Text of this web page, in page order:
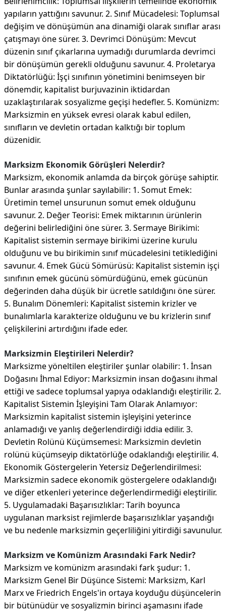
yapıların yattığını savunur. 2. Sınıf Mücadelesi: Toplumsal
değişim ve dönüşümün ana dinamiği olarak sınıflar arası
çatışmayı öne sürer. 3. Devrimci Dönüşüm: Mevcut
düzenin sınıf çıkarlarına uymadığı durumlarda devrimci
bir dönüşümün gerekli olduğunu savunur. 4. Proletarya
Diktatörlüğü: İşçi sınıfının yönetimini benimseyen bir
dönemdir, kapitalist burjuvazinin iktidardan
uzaklaştırılarak sosyalizme geçişi hedefler. 5. Komünizm:
Marksizmin en yüksek evresi olarak kabul edilen,
sınıfların ve devletin ortadan kalktığı bir toplum
düzenidir.
Marksizm Ekonomik Görüşleri Nelerdir?
Marksizm, ekonomik anlamda da birçok görüşe sahiptir.
Bunlar arasında şunlar sayılabilir: 1. Somut Emek:
Üretimin temel unsurunun somut emek olduğunu
savunur. 2. Değer Teorisi: Emek miktarının ürünlerin
değerini belirlediğini öne sürer. 3. Sermaye Birikimi:
Kapitalist sistemin sermaye birikimi üzerine kurulu
olduğunu ve bu birikimin sınıf mücadelesini tetiklediğini
savunur. 4. Emek Gücü Sömürüsü: Kapitalist sistemin işçi
sınıfının emek gücünü sömürdüğünü, emek gücünün
değerinden daha düşük bir ücretle satıldığını öne sürer.
5. Bunalım Dönemleri: Kapitalist sistemin krizler ve
bunalımlarla karakterize olduğunu ve bu krizlerin sınıf
çelişkilerini artırdığını ifade eder.
Marksizmin Eleştirileri Nelerdir?
Marksizme yöneltilen eleştiriler şunlar olabilir: 1. İnsan
Doğasını İhmal Ediyor: Marksizmin insan doğasını ihmal
ettiği ve sadece toplumsal yapıya odaklandığı eleştirilir. 2.
Kapitalist Sistemin İşleyişini Tam Olarak Anlamıyor:
Marksizmin kapitalist sistemin işleyişini yeterince
anlamadığı ve yanlış değerlendirdiği iddia edilir. 3.
Devletin Rolünü Küçümsemesi: Marksizmin devletin
rolünü küçümseyip diktatörlüğe odaklandığı eleştirilir. 4.
Ekonomik Göstergelerin Yetersiz Değerlendirilmesi:
Marksizmin sadece ekonomik göstergelere odaklandığı
ve diğer etkenleri yeterince değerlendirmediği eleştirilir.
5. Uygulamadaki Başarısızlıklar: Tarih boyunca
uygulanan marksist rejimlerde başarısızlıklar yaşandığı
ve bu nedenle marksizmin geçerliliğini yitirdiği savunulur.
Marksizm ve Komünizm Arasındaki Fark Nedir?
Marksizm ve komünizm arasındaki fark şudur: 1.
Marksizm Genel Bir Düşünce Sistemi: Marksizm, Karl
Marx ve Friedrich Engels'in ortaya koyduğu düşüncelerin
bir bütünüdür ve sosyalizmin birinci aşamasını ifade